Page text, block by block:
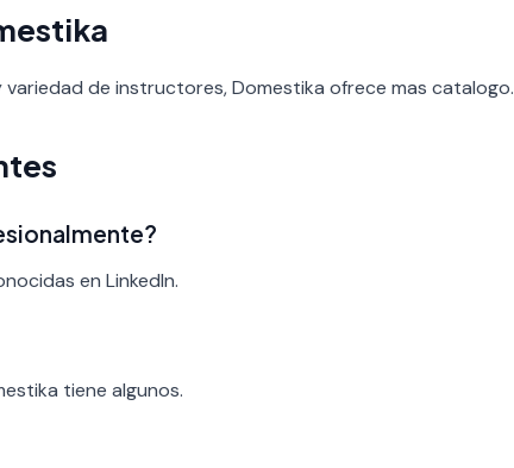
de instructores, Domestika ofrece mas catalogo.
en LinkedIn.
tiene algunos.